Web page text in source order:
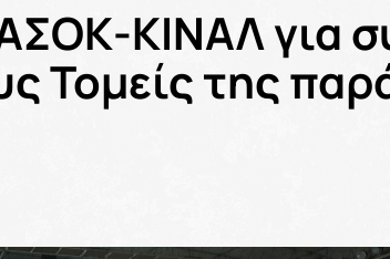
ΚΙΝΑΛ για
Τομείς της